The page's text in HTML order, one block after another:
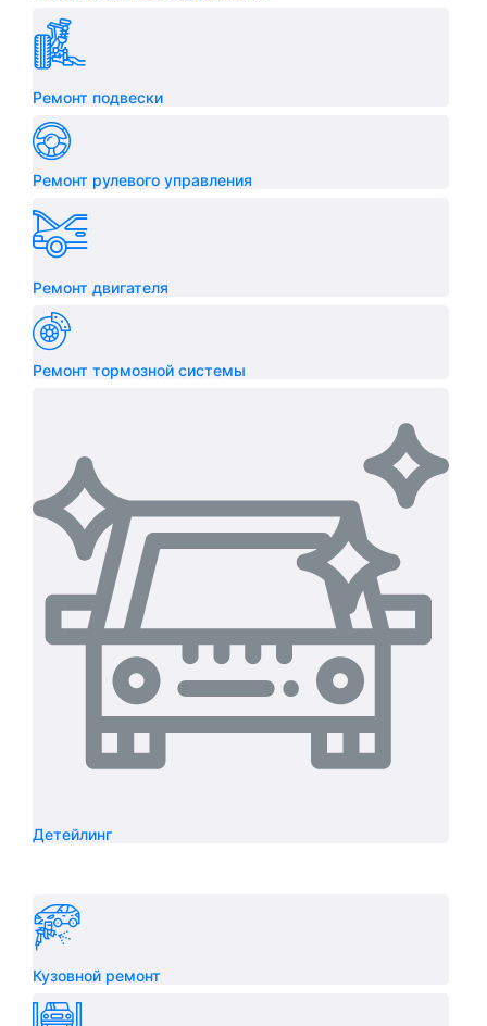
Ремонт подвески
Ремонт рулевого управления
Ремонт двигателя
Ремонт тормозной системы
Детейлинг
Кузовной ремонт